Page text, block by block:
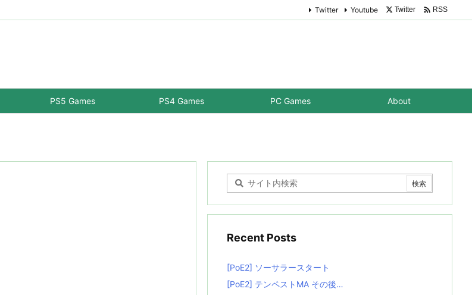
PS5 Games PS4 Games PC Games About
Twitter Youtube Twitter  RSS
Recent Posts
[PoE2] ソーサラースタート
[PoE2] テンペストMA その後…